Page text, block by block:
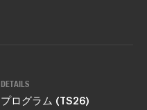
DETAILS
プログラム (TS26)